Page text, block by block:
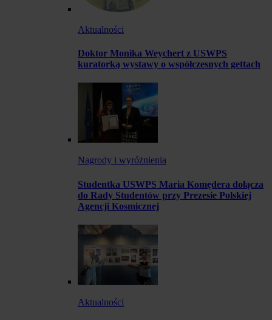
Aktualności
Doktor Monika Weychert z USWPS
kuratorką wystawy o współczesnych gettach
Nagrody i wyróżnienia
Studentka USWPS Maria Komędera dołącza
do Rady Studentów przy Prezesie Polskiej
Agencji Kosmicznej
Aktualności